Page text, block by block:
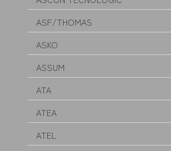
ASF/THOMAS
ASKO
ASSUM
ATA
ATEA
ATEL